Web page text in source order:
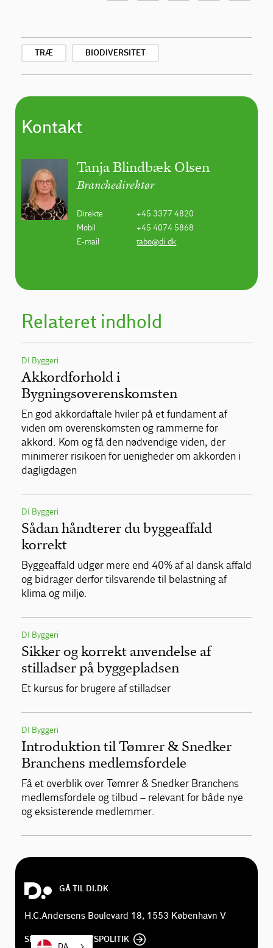
TRÆ BIODIVERSITET
Kontakt
Tanja Blindbæk Olsen
Branchedirektør
Direkte
+45 3377 4820
Mobil
+45 4074 5868
E-mail
tabo@di.dk
Relateret indhold
DI Byggeri
Akkordforhold i
Bygningsoverenskomsten
En god akkordaftale hviler på et fundament af
viden om overenskomsten og rammerne for
akkord. Kom og få den nødvendige viden, der
minimerer risikoen for uenigheder om akkorden i
dagligdagen
DI Byggeri
Sådan håndterer du byggeaffald
korrekt
Byggeaffald udgør mere end 40% af al dansk affald
og bidrager derfor tilsvarende til belastning af
klima og miljø.
DI Byggeri
Sikker og korrekt anvendelse af
stilladser på byggepladsen
Et kursus for brugere af stilladser
DI Byggeri
Introduktion til Tømrer & Snedker
Branchens medlemsfordele
Få et overblik over Tømrer & Snedker Branchens
medlemsfordele og tilbud – relevant for både nye
og eksisterende medlemmer.
GÅ TIL DI.DK
H.C.Andersens Boulevard 18, 1553 København V
SE DI'S PRIVATLIVSPOLITIK